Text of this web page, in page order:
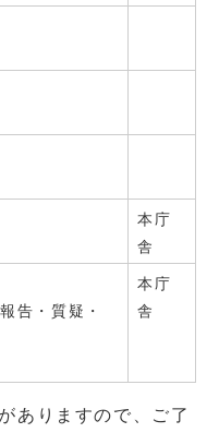
本庁
舎
告・質疑・
本庁
舎
ありますので、ご了